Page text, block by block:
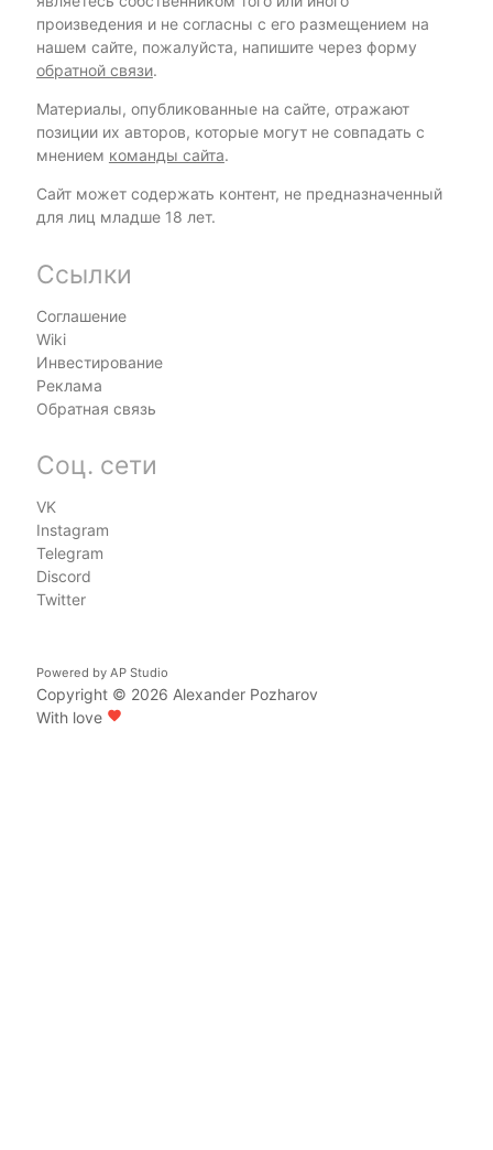
произведения и не согласны с его размещением на
нашем сайте, пожалуйста, напишите через форму
обратной связи.
Материалы, опубликованные на сайте, отражают
позиции их авторов, которые могут не совпадать с
мнением команды сайта.
Сайт может содержать контент, не предназначенный
для лиц младше 18 лет.
Ссылки
Соглашение
Wiki
Инвестирование
Реклама
Обратная связь
Соц. сети
VK
Instagram
Telegram
Discord
Twitter
Powered by AP Studio
Copyright © 2026 Alexander Pozharov
With love favorite